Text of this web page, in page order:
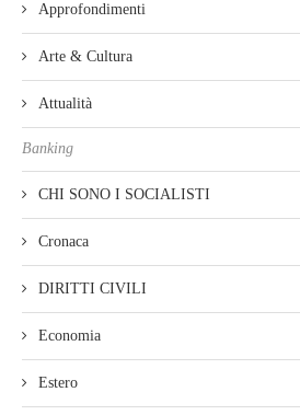
Approfondimenti
Arte & Cultura
Attualità
Banking
CHI SONO I SOCIALISTI
Cronaca
DIRITTI CIVILI
Economia
Estero